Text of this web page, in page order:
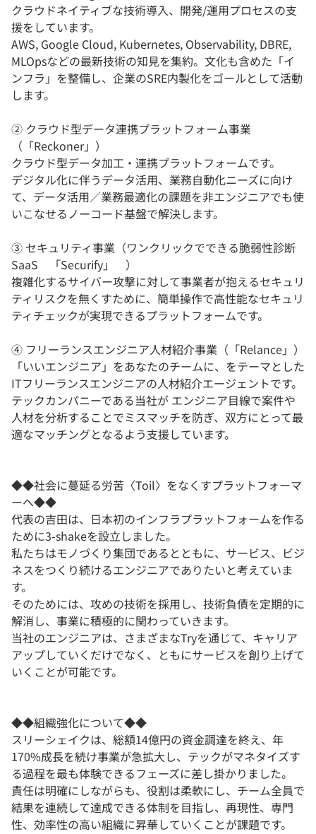
クラウドネイティブな技術導入、開発/運用プロセスの支
援をしています。
AWS, Google Cloud, Kubernetes, Observability, DBRE,
MLOpsなどの最新技術の知見を集約。文化も含めた「イ
ンフラ」を整備し、企業のSRE内製化をゴールとして活動
します。
② クラウド型データ連携プラットフォーム事業
（「Reckoner」）
クラウド型データ加工・連携プラットフォームです。
デジタル化に伴うデータ活用、業務自動化ニーズに向け
て、データ活用／業務最適化の課題を非エンジニアでも使
いこなせるノーコード基盤で解決します。
③ セキュリティ事業（ワンクリックでできる脆弱性診断
SaaS 「Securify」 ）
複雑化するサイバー攻撃に対して事業者が抱えるセキュリ
ティリスクを無くすために、簡単操作で高性能なセキュリ
ティチェックが実現できるプラットフォームです。
④ フリーランスエンジニア人材紹介事業（「Relance」）
「いいエンジニア」をあなたのチームに、をテーマとした
ITフリーランスエンジニアの人材紹介エージェントです。
テックカンパニーである当社が エンジニア目線で案件や
人材を分析することでミスマッチを防ぎ、双方にとって最
適なマッチングとなるよう支援しています。
◆◆社会に蔓延る労苦〈Toil〉をなくすプラットフォーマ
ーへ◆◆
代表の吉田は、日本初のインフラプラットフォームを作る
ために3-shakeを設立しました。
私たちはモノづくり集団であるとともに、サービス、ビジ
ネスをつくり続けるエンジニアでありたいと考えていま
す。
そのためには、攻めの技術を採用し、技術負債を定期的に
解消し、事業に積極的に関わっていきます。
当社のエンジニアは、さまざまなTryを通じて、キャリア
アップしていくだけでなく、ともにサービスを創り上げて
いくことが可能です。
◆◆組織強化について◆◆
スリーシェイクは、総額14億円の資金調達を終え、年
170%成長を続け事業が急拡大し、テックがマネタイズす
る過程を最も体験できるフェーズに差し掛かりました。
責任は明確にしながらも、役割は柔軟にし、チーム全員で
結果を連続して達成できる体制を目指し、再現性、専門
性、効率性の高い組織に昇華していくことが課題です。